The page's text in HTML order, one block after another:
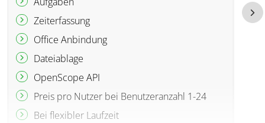
Zeiterfassung
Office Anbindung
Dateiablage
OpenScope API
Preis pro Nutzer bei Benutzeranzahl 1-24
Bei flexibler Laufzeit